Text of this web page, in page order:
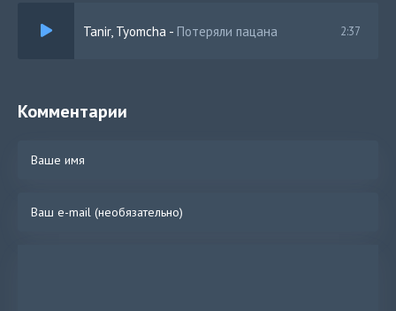
Tanir, Tyomcha - Потеряли пацана 2:37
Комментарии